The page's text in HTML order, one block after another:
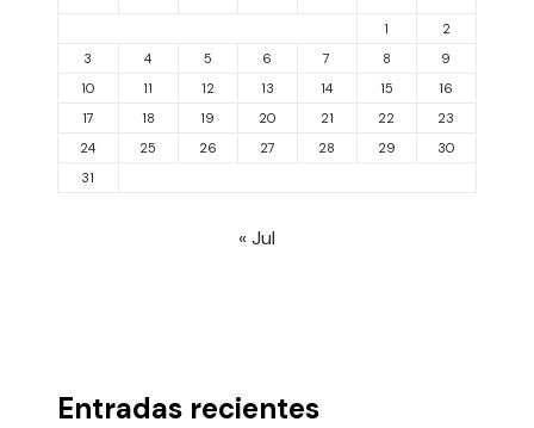
1
2
3
4 5 6 7 8
9
10
11 12 13 14 15
16
17
18 19 20 21 22
23
24
25 26 27 28 29
30
31
« Jul
Entradas recientes